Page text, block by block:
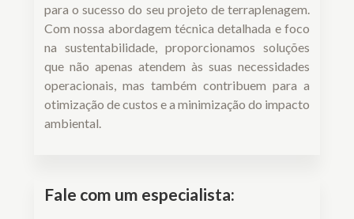
para o sucesso do seu projeto de terraplenagem.
Com nossa abordagem técnica detalhada e foco
na sustentabilidade, proporcionamos soluções
que não apenas atendem às suas necessidades
operacionais, mas também contribuem para a
otimização de custos e a minimização do impacto
ambiental.
Fale com um especialista: